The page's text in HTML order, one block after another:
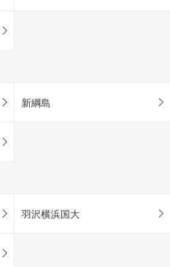
新綱島
羽沢横浜国大